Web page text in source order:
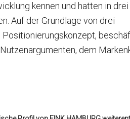
kennen und hatten in
Auf der Grundlage von drei
dem